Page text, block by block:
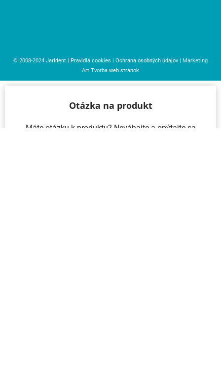
© 2008-2024 Jarident Pravidlá cookies Ochrana osobných údajov | Marketing
Art Tvorba web stránok
Otázka na produkt
Máte otázku k produktu? Neváhajte a opýtajte sa